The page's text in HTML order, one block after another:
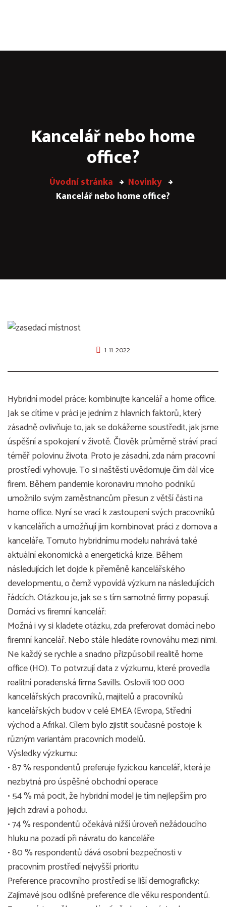
Catering & aktivity
Často kladné otázky
Poptávka
Kancelář nebo home
office?
Úvodní stránka
Novinky
Kancelář nebo home office?
1. 11. 2022
Hybridní model práce: kombinujte kancelář a home office.
Jak se cítíme v práci je jedním z hlavních faktorů, který
zásadně ovlivňuje to, jak se dokážeme soustředit, jak jsme
úspěšní a spokojení v životě. Člověk průměrně stráví prací
téměř polovinu života. Proto je zásadní, zda nám pracovní
prostředí vyhovuje. To si naštěstí uvědomuje čím dál více
firem. Během pandemie koronaviru mnoho podniků
umožnilo svým zaměstnancům přesun z větší části na
home office. Nyní se vrací k zastoupení svých pracovníků
v kancelářích a umožňují jim kombinovat práci z domova a
kanceláře. Tomuto hybridnímu modelu nahrává také
aktuální ekonomická a energetická krize. Během
následujících let dojde k přeměně kancelářského
developmentu, o čemž vypovídá výzkum na následujících
řádcích. Otázkou je, jak se s tím samotné firmy popasují.
Domácí vs firemní kancelář:
Možná i vy si kladete otázku, zda preferovat domácí nebo
firemní kancelář. Nebo stále hledáte rovnováhu mezi nimi.
Ne každý se rychle a snadno přizpůsobil realitě home
office (HO). To potvrzují data z výzkumu, které provedla
realitní poradenská firma Savills. Oslovili 100 000
kancelářských pracovníků, majitelů a pracovníků
kancelářských budov v celé EMEA (Evropa, Střední
východ a Afrika). Cílem bylo zjistit současné postoje k
různým variantám pracovních modelů.
Výsledky výzkumu:
• 87 % respondentů preferuje fyzickou kancelář, která je
nezbytná pro úspěšné obchodní operace
• 54 % má pocit, že hybridní model je tím nejlepším pro
jejich zdraví a pohodu.
• 74 % respondentů očekává nižší úroveň nežádoucího
hluku na pozadí při návratu do kanceláře
• 80 % respondentů dává osobní bezpečnosti v
pracovním prostředí nejvyšší prioritu
Preference pracovního prostředí se liší demograficky:
Zajímavé jsou odlišné preference dle věku respondentů.